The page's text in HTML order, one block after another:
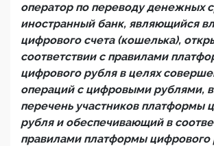
оператор по переводу денежных
иностранный банк, являющийся
цифрового счета (кошелька),
соответствии с правилами
цифрового рубля в целях
операций с цифровыми рублями,
перечень участников платформы
рубля и обеспечивающий в
правилами платформы цифрового